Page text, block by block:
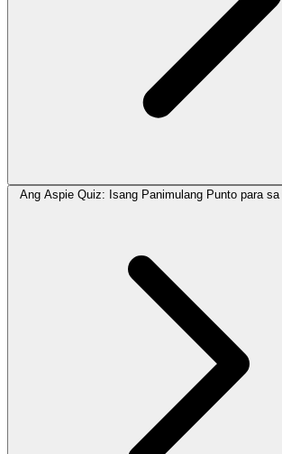
Ang Aspie Quiz: Isang Panimulang Punto para sa